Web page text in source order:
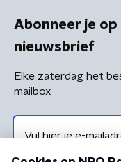
Abonneer je
nieuwsbrief
Elke zaterdag het
mailbox